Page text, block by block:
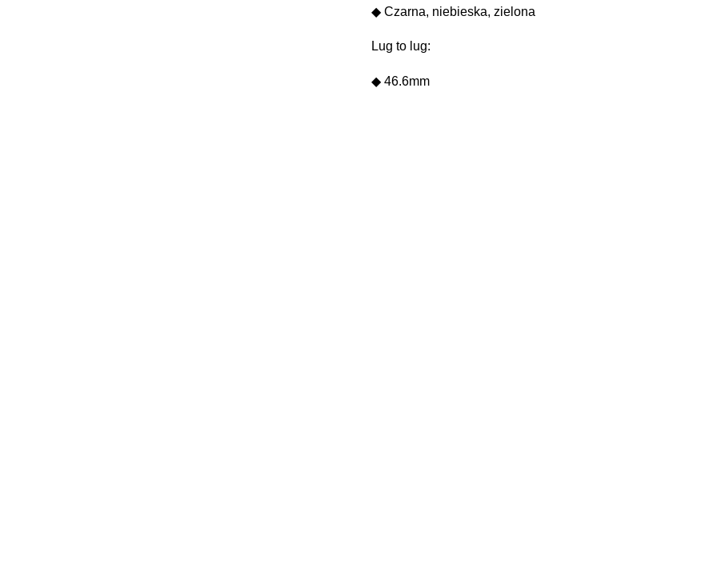
◆ Czarna, niebieska, zielona
Lug to lug:
◆ 46.6mm